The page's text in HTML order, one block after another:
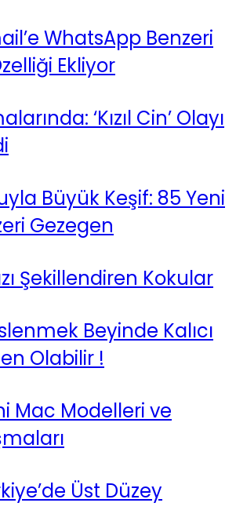
WhatsApp Benzeri
Ekliyor
‘Kızıl Cin’ Olayı
Büyük Keşif: 85 Yeni
Gezegen
Şekillendiren Kokular
Beyinde Kalıcı
Olabilir !
Mac Modelleri ve
Üst Düzey